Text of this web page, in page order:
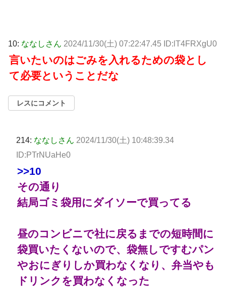
10: ななしさん 2024/11/30(土) 07:22:47.45 ID:lT4FRXgU0
言いたいのはごみを入れるための袋とし
て必要ということだな
レスにコメント
214: ななしさん 2024/11/30(土) 10:48:39.34
ID:PTrNUaHe0
>>10
その通り
結局ゴミ袋用にダイソーで買ってる
昼のコンビニで社に戻るまでの短時間に
袋買いたくないので、袋無しですむパン
やおにぎりしか買わなくなり、弁当やも
ドリンクを買わなくなった